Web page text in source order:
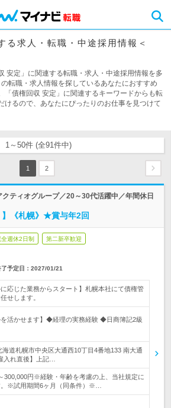
る求人・転職・中途採用情報＜
安定」に関連する転職・求人・中途採用情報を多
転職・求人情報を探しているあなたにおすすめ
「債権回収 安定」に関連するキーワードからも転
けるので、あなたにぴったりのお仕事を見つけて
1～50件 (全91件中)
1 2
ティオグループ／20～30代活躍中／年間休日
】《札幌》★賞与年2回
全週休2日制 第二新卒歓迎
予定日： 2027/01/21
に応じた業務からスタート】札幌本社にて債権管
せします。
を活かせます】◆経理の実務経験 ◆日商簿記2級
海道札幌市中央区大通西10丁目4番地133 南大通
入れ直後】上記…
300,000円※経験・年齢を考慮の上、当社規定に
。※試用期間6ヶ月（同条件）※…